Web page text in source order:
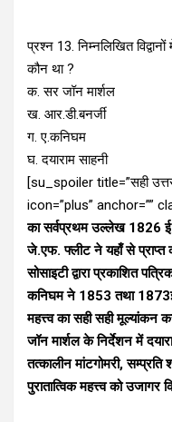
प्रश्न 13. निम्नलिखित
कौन था ?
क. सर जॉन मार्शल
ख. आर.डी.बनर्जी
ग. ए.कनिघम
घ. दयाराम साहनी
[su_spoiler title=”सही
icon=”plus” anchor=””
का सर्वप्रथम उल्लेख 1826
जे.एफ. फ्लीट ने यहाँ से प्राप्त
सोसाइटी द्वारा प्रकाशित
कनिघम ने 1853 तथा
महत्त्व का सही सही
जॉन मार्शल के निर्देशन में
तत्कालीन मांटगोमरी,
पुरातात्विक महत्त्व को उजागर